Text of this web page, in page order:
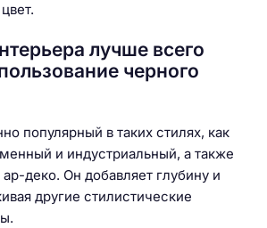
лучше всего
черного
популярный в таких стилях, как
и индустриальный, а также
деко. Он добавляет глубину и
другие стилистические